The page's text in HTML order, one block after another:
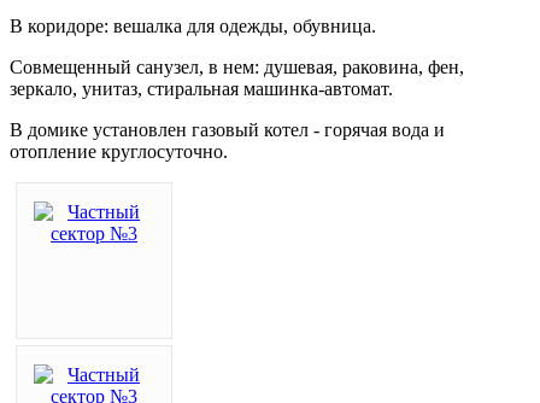
В коридоре: вешалка для одежды, обувница.
Совмещенный санузел, в нем: душевая, раковина, фен,
зеркало, унитаз, стиральная машинка-автомат.
В домике установлен газовый котел - горячая вода и
отопление круглосуточно.